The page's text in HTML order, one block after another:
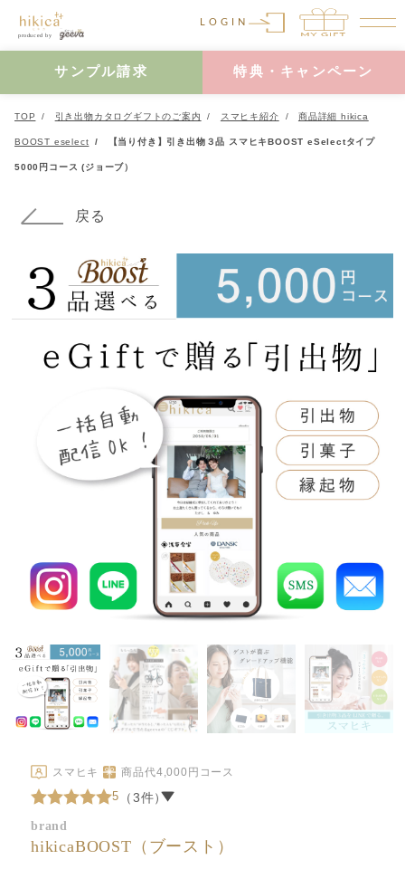
LOGIN
サンプル請求 特典・キャンペーン
TOP 引き出物カタログギフトのご案内 スマヒキ紹介 商品詳細 hikica
BOOST eselect 【当り付き】引き出物３品 スマヒキBOOST eSelectタイプ
5000円コース (ジョーブ）
戻る
スマヒキ 商品代4,000 円コース
brand
hikicaBOOST（ブースト）
5 （3件）